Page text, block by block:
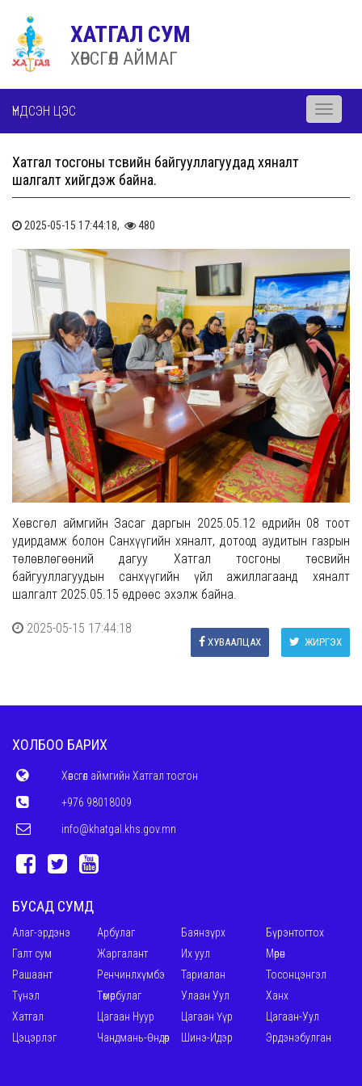
ХАТГАЛ СУМ
ХӨВСГӨЛ АЙМАГ
ҮНДСЭН ЦЭС
Toggle
Хатгал тосгоны төсвийн байгууллагуудад хяналт
шалгалт хийгдэж байна.
2025-05-15 17:44:18, 480
Хөвсгөл аймгийн Засаг даргын 2025.05.12 өдрийн 08 тоот
удирдамж болон Санхүүгийн хяналт, дотоод аудитын газрын
төлөвлөгөөний дагуу Хатгал тосгоны төсвийн
байгууллагуудын санхүүгийн үйл ажиллагаанд хяналт
шалгалт 2025.05.15 өдрөөс эхэлж байна.
2025-05-15 17:44:18
ЖИРГЭХ
ХУВААЛЦАХ
ХОЛБОО БАРИХ
Хөвсгөл аймгийн Хатгал тосгон
+976 98018009
info@khatgal.khs.gov.mn
БУСАД СУМД
Алаг-эрдэнэ Арбулаг Баянзүрх
Бүрэнтогтох
Галт сум
Жаргалант Их уул
Мөрөн
Рашаант
Ренчинлхүмбэ Тариалан
Тосонцэнгэл
Түнэл
Төмөрбулаг Улаан Уул
Ханх
Хатгал
Цагаан Нуур Цагаан Үүр
Цагаан-Уул
Цэцэрлэг
Чандмань-Өндөр Шинэ-Идэр Эрдэнэбулган